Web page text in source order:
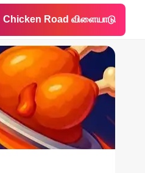
Chicken Road விளையாடு